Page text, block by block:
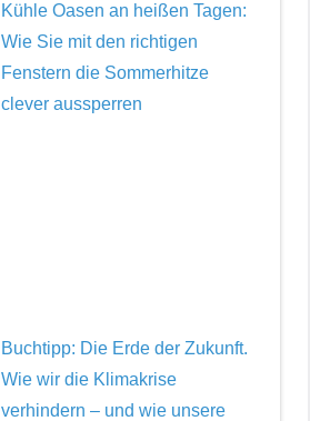
Kühle Oasen an heißen Tagen:
Wie Sie mit den richtigen
Fenstern die Sommerhitze
clever aussperren
Buchtipp: Die Erde der Zukunft.
Wie wir die Klimakrise
verhindern – und wie unsere